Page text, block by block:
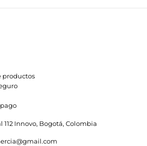
productos
112 Innovo, Bogotá, Colombia